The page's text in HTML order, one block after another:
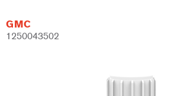
GMC
1250043502